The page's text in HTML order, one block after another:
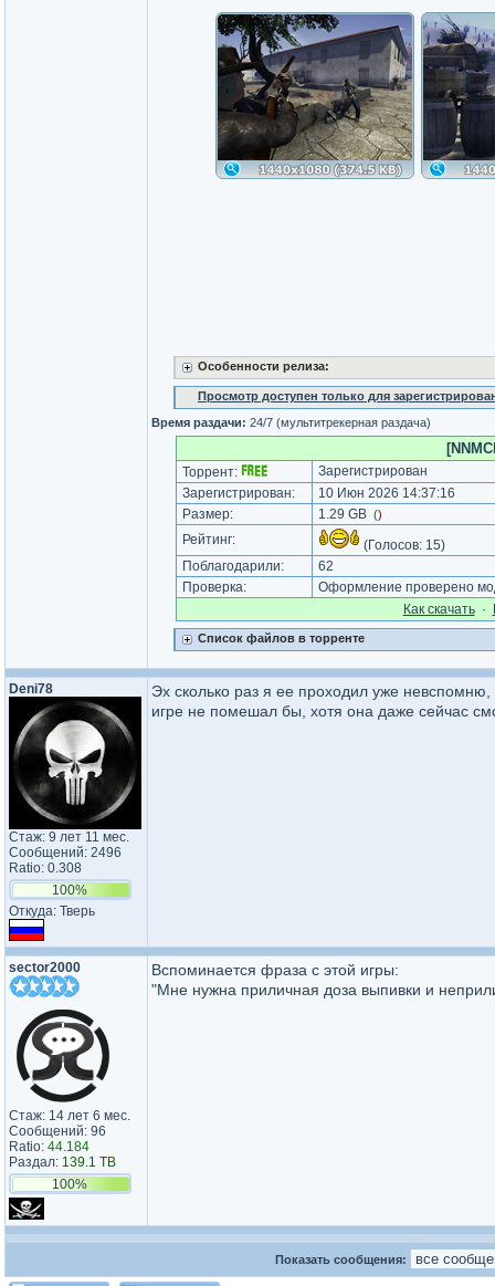
Особенности релиза:
Просмотр доступен только для
Время раздачи: 24/7 (мультитрекерная раздача)
Торрент:
Зарегистрирован
Зарегистрирован:
10 Июн 2026 14:37:16
Размер:
1.29 GB ()
Рейтинг: (Голосов: 15)
Поблагодарили:
62
Проверка:
Оформление проверено
Как cкачать·
Список файлов в торренте
Deni78
Стаж: 9 лет 11 мес.
Сообщений: 2496
Ratio: 0.308
100%
Откуда: Тверь
Эх сколько раз я ее проходил уже
игре не помешал бы, хотя она даже сейчас
sector2000
Стаж: 14 лет 6 мес.
Сообщений: 96
Ratio: 44.184
Раздал: 139.1 TB
100%
Вспоминается фраза с этой игры:
"Мне нужна приличная доза выпивки и
Показать сообщения: